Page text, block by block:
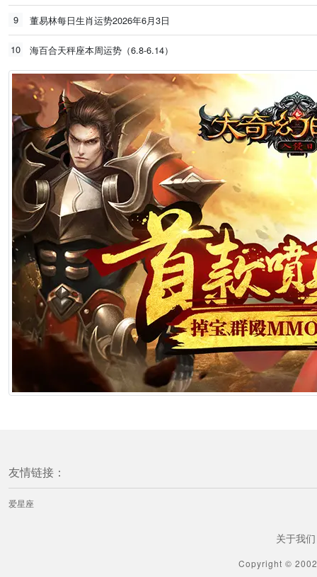
9 董易林每日生肖运势2026年6月3日
10 海百合天秤座本周运势（6.8-6.14）
友情链接：
爱星座
关于我们
Copyright ©